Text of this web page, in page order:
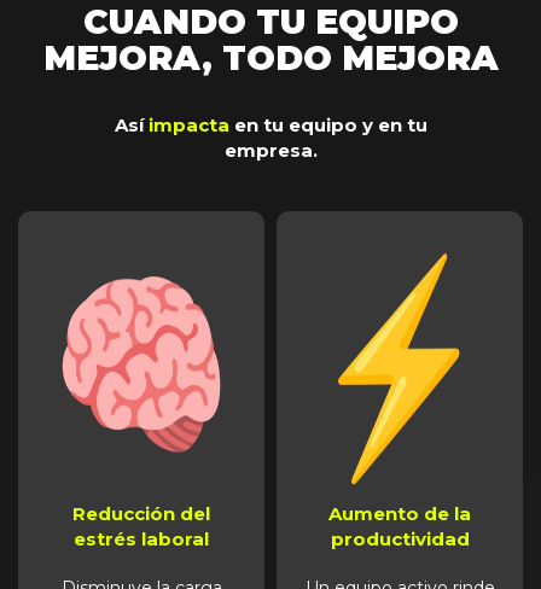
CUANDO TU EQUIPO
MEJORA, TODO MEJORA
Así impacta en tu equipo y en tu
empresa.
Reducción del
estrés laboral
Aumento de la
productividad